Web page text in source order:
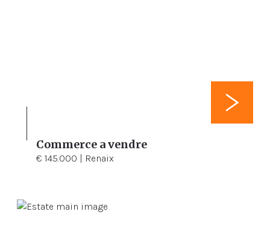
105 m² 105 m²
Commerce a vendre
€ 145.000 | Renaix